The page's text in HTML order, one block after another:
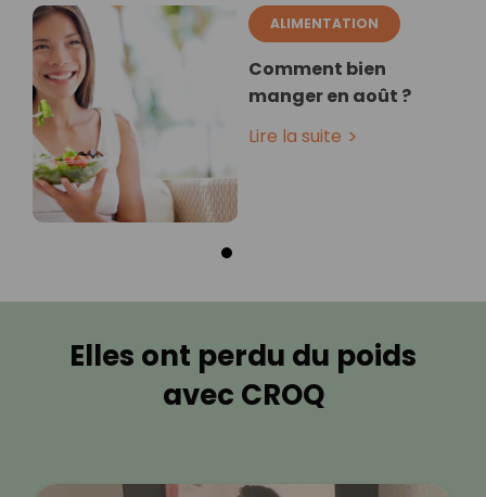
ALIMENTATION
Comment bien
manger en août ?
Lire la suite
Elles ont perdu du poids
avec CROQ